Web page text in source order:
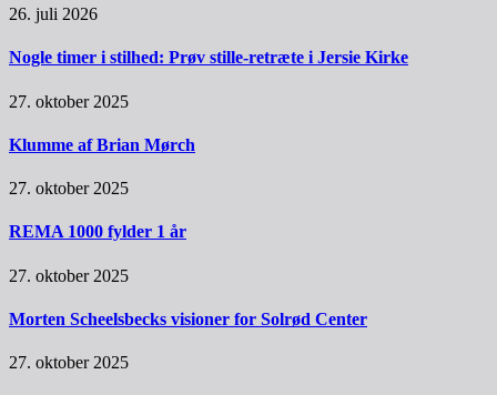
26. juli 2026
Nogle timer i stilhed: Prøv stille-retræte i Jersie Kirke
27. oktober 2025
Klumme af Brian Mørch
27. oktober 2025
REMA 1000 fylder 1 år
27. oktober 2025
Morten Scheelsbecks visioner for Solrød Center
27. oktober 2025